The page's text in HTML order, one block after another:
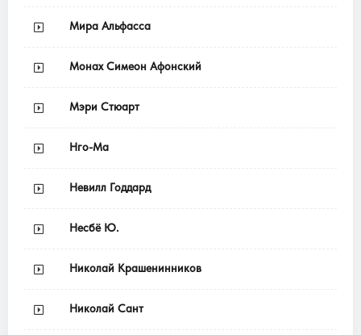
Мира Альфасса
Монах Симеон Афонский
Мэри Стюарт
Нго-Ма
Невилл Годдард
Несбё Ю.
Николай Крашенинников
Николай Сант